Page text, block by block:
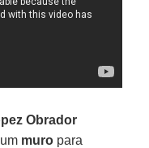
Obrador
muro para